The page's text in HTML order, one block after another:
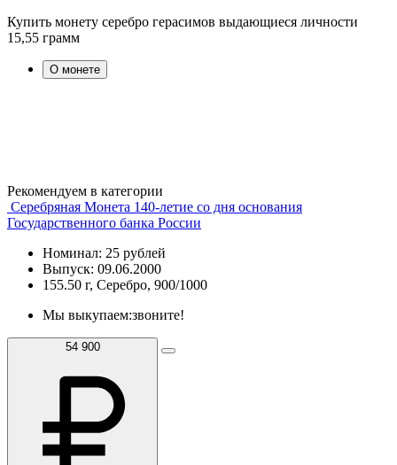
Купить монету серебро герасимов выдающиеся личности
15,55 грамм
О монете
Рекомендуем в категории
Серебряная Монета 140-летие со дня основания
Государственного банка России
Номинал: 25 рублей
Выпуск: 09.06.2000
155.50 г, Серебро, 900/1000
Мы выкупаем:звоните!
54 900